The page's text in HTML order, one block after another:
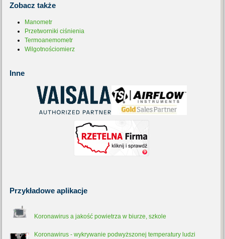
Zobacz także
Manometr
Przetworniki ciśnienia
Termoanemometr
Wilgotnościomierz
Inne
Przykładowe aplikacje
Koronawirus a jakość powietrza w biurze, szkole
Koronawirus - wykrywanie podwyższonej temperatury ludzi